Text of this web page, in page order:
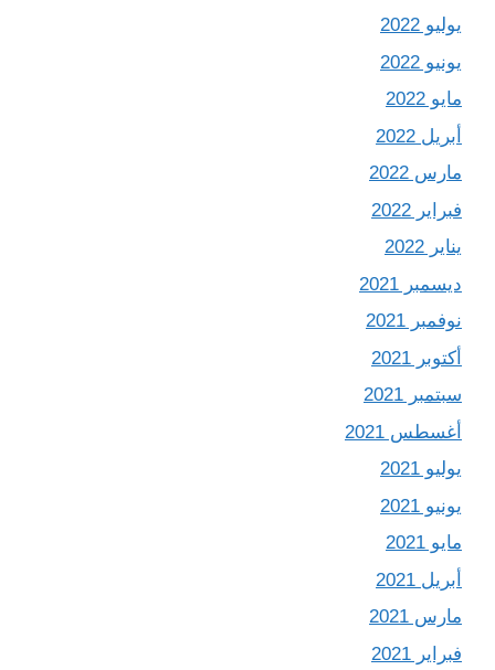
يوليو 2022
يونيو 2022
مايو 2022
أبريل 2022
مارس 2022
فبراير 2022
يناير 2022
ديسمبر 2021
نوفمبر 2021
أكتوبر 2021
سبتمبر 2021
أغسطس 2021
يوليو 2021
يونيو 2021
مايو 2021
أبريل 2021
مارس 2021
فبراير 2021